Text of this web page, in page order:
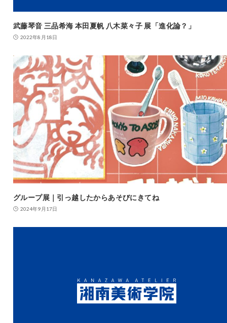
武藤琴音 三品希海 本田夏帆 八木菜々子 展「進化論？」
2022年8月18日
グループ展｜引っ越したからあそびにきてね
2024年9月17日